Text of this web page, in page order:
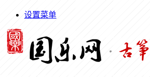
设置菜单